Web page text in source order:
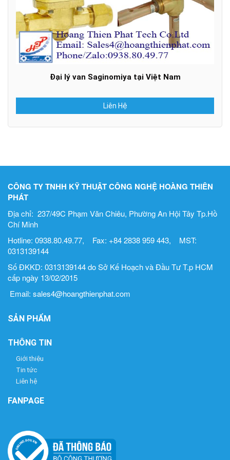
Đại lý van Saginomiya tại Việt Nam
Liên Hệ
CÔNG TY TNHH KỸ THUẬT CÔNG NGHỆ HOÀNG THIÊN
PHÁT
Địa chỉ: 237/49C Phạm Văn Chiêu, Phường An Hội Tây Tp.Hồ
Chí Minh
Hotline: 0938.80.49.77, Fax: +84 2838 959 443, MST:
0313139144
Số ĐKKD: 0313139144 do Sở Kế Hoạch và Đầu Tư T.p HCM
cấp ngày 13/02/2015
Email: sales4@hoangthienphat.com
SẢN PHẨM
THÔNG TIN
Giới thiệu
Tin tức
Liên hệ
FANPAGE